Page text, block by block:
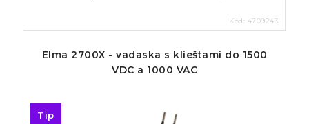
Kód: 4709243
Elma 2700X - vadaska s klieštami do 1500
VDC a 1000 VAC
Tip